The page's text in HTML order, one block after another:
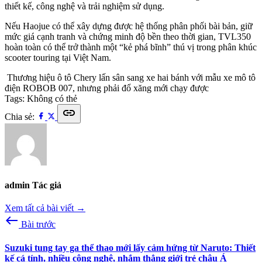
thiết kế, công nghệ và trải nghiệm sử dụng.
Nếu Haojue có thể xây dựng được hệ thống phân phối bài bản, giữ
mức giá cạnh tranh và chứng minh độ bền theo thời gian, TVL350
hoàn toàn có thể trở thành một “kẻ phá bĩnh” thú vị trong phân khúc
scooter touring tại Việt Nam.
Thương hiệu ô tô Chery lấn sân sang xe hai bánh với mẫu xe mô tô
điện ROBOB 007, nhưng phải đổ xăng mới chạy được
Tags: Không có thẻ
Chia sẻ:
link
admin Tác giả
Xem tất cả bài viết →
west Bài trước
Suzuki tung tay ga thể thao mới lấy cảm hứng từ Naruto: Thiết
kế cá tính, nhiều công nghệ, nhắm thẳng giới trẻ châu Á